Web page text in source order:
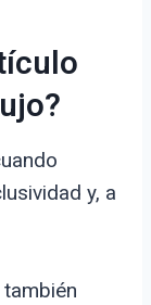
y, a